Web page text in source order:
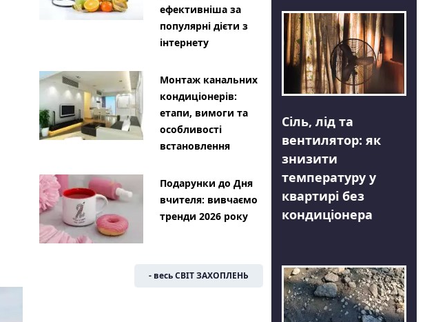
ефективніша за
популярні дієти з
інтернету
Монтаж канальних
кондиціонерів:
етапи, вимоги та
особливості
встановлення
Подарунки до Дня
вчителя: вивчаємо
тренди 2026 року
- весь СВІТ ЗАХОПЛЕНЬ
Сіль, лід та
вентилятор: як
знизити
температуру у
квартирі без
кондиціонера